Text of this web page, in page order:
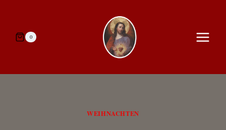
springen0
WEIHNACHTEN